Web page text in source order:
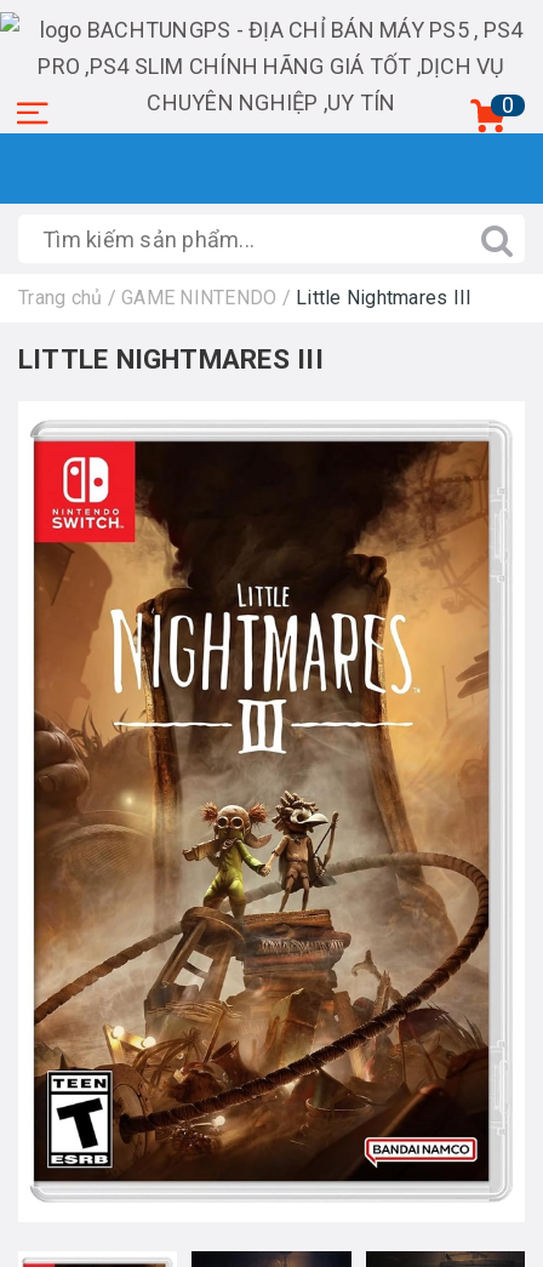
0
Trang chủ / GAME NINTENDO / Little Nightmares III
LITTLE NIGHTMARES III